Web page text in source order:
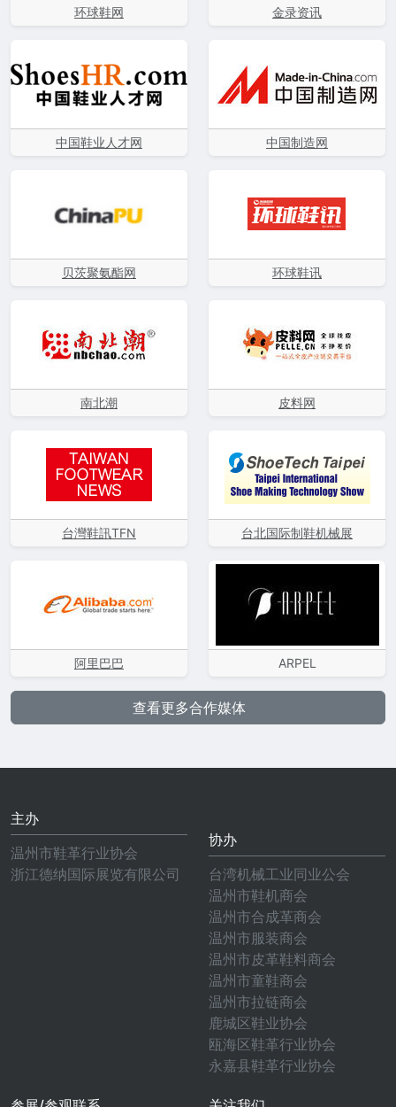
环球鞋网 金录资讯
中国鞋业人才网 中国制造网
贝茨聚氨酯网 环球鞋讯
南北潮 皮料网
台灣鞋訊TFN 台北国际制鞋机械展
阿里巴巴 ARPEL
查看更多合作媒体
主办
温州市鞋革行业协会
浙江德纳国际展览有限公司
协办
台湾机械工业同业公会
温州市鞋机商会
温州市合成革商会
温州市服装商会
温州市皮革鞋料商会
温州市童鞋商会
温州市拉链商会
鹿城区鞋业协会
瓯海区鞋革行业协会
永嘉县鞋革行业协会